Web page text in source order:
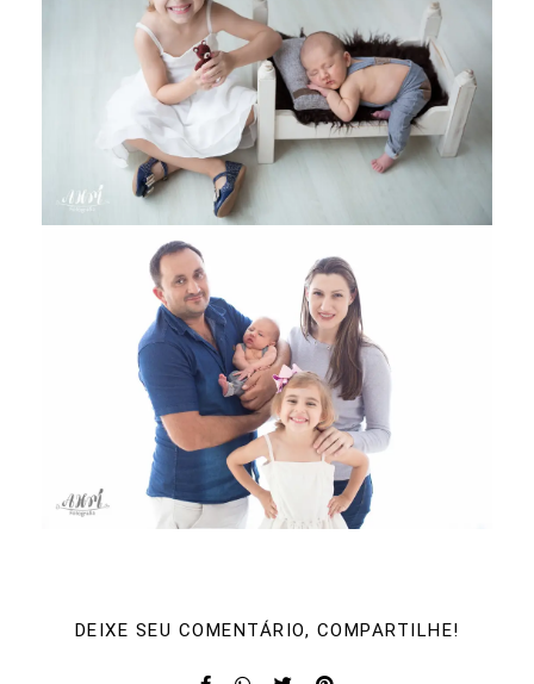
DEIXE SEU COMENTÁRIO, COMPARTILHE!